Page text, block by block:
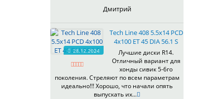
545
546
547
548
573
574
575
Дмитрий
28.12.2024
Tech Line 408 5.5x14 PCD
4x100 ET 45 DIA 56.1 S
Лучшие диски R14.
Отличный вариант для
хонды сивик 5-6го
поколения. Стреляют по всем параметрам
идеально!!! Хорошо, что начали опять
выпускать их...